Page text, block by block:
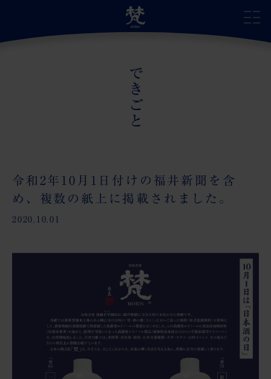
サイトトップ
自慢の日本酒
蔵の受賞歴
最近のできごと
お問い合わせ
できごと
令和2年10月1日付けの福井新聞を含
め、複数の紙上に掲載されました。
2020.10.01